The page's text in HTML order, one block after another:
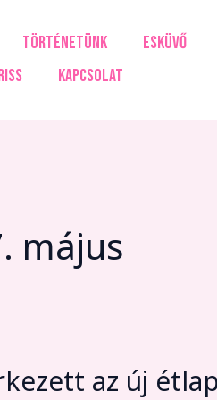
TÖRTÉNETÜNK
ESKÜVŐ
KAPCSOLAT
május
az új